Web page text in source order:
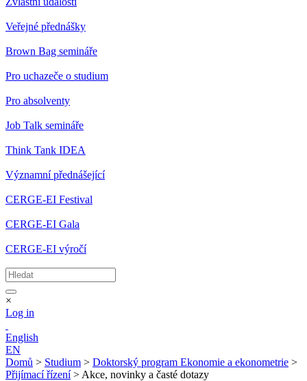
Veřejné přednášky
Brown Bag semináře
Pro uchazeče o studium
Pro absolventy
Job Talk semináře
Think Tank IDEA
Významní přednášející
CERGE-EI Festival
CERGE-EI Gala
CERGE-EI výročí
×
Log in
English
EN
Domů > Studium > Doktorský program Ekonomie a ekonometrie >
Přijímací řízení > Akce, novinky a časté dotazy